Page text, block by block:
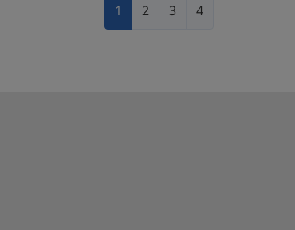
1 2 3 4